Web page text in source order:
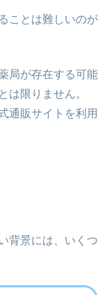
ことは難しいのが
局が存在する可能
は限りません。
通販サイトを利用
背景には、いくつ